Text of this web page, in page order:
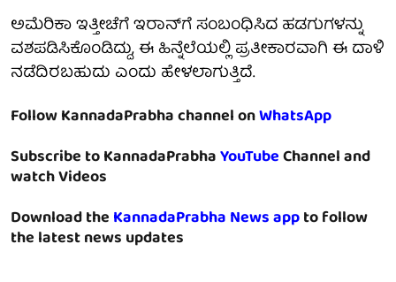
ಅಮೆರಿಕಾ ಇತ್ತೀಚೆಗೆ ಇರಾನ್‌ಗೆ ಸಂಬಂಧಿಸಿದ ಹಡಗುಗಳನ್ನು
ವಶಪಡಿಸಿಕೊಂಡಿದ್ದು, ಈ ಹಿನ್ನೆಲೆಯಲ್ಲಿ ಪ್ರತೀಕಾರವಾಗಿ ಈ ದಾಳಿ
ನಡೆದಿರಬಹುದು ಎಂದು ಹೇಳಲಾಗುತ್ತಿದೆ.
Follow KannadaPrabha channel onWhatsApp
Subscribe to KannadaPrabhaYouTubeChannel and
watch Videos
Download theKannadaPrabha News appto follow
the latest news updates